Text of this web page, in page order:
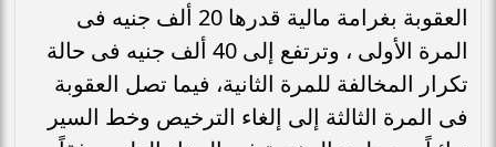
العقوبة بغرامة مالية قدرها 20 ألف جنيه فى
المرة الأولى ، وترتفع إلى 40 ألف جنيه فى حالة
تكرار المخالفة للمرة الثانية، فيما تصل العقوبة
فى المرة الثالثة إلى إلغاء الترخيص وخط السير